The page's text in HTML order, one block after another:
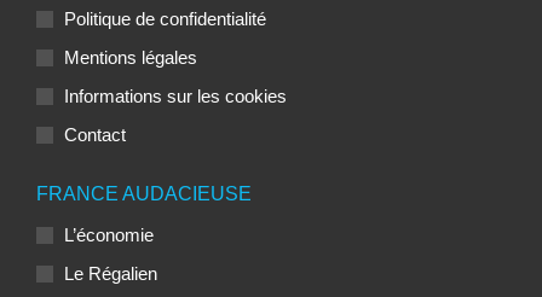
Politique de confidentialité
Mentions légales
Informations sur les cookies
Contact
FRANCE AUDACIEUSE
L’économie
Le Régalien